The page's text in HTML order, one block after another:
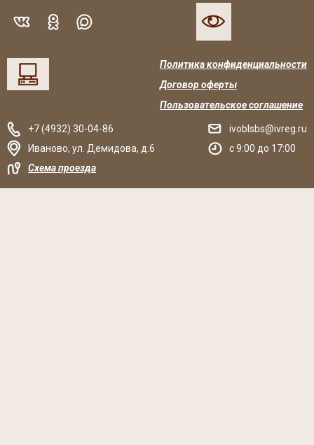
Политика конфиденциальности
Договор оферты
Пользовательское соглашение
+7 (4932) 30-04-86
Иваново, ул. Демидова, д.6
Схема проезда
ivoblsbs@ivreg.ru
c 9:00 до 17:00